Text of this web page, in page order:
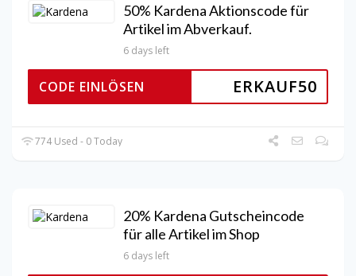
50% Kardena Aktionscode für
Artikel im Abverkauf.
6 days left
ERKAUF50
CODE EINLÖSEN
774 Used - 0 Today
20% Kardena Gutscheincode
für alle Artikel im Shop
6 days left